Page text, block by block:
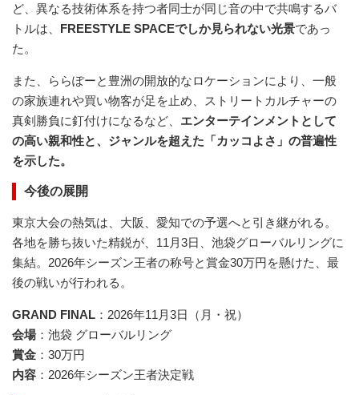
ど、異なる技術体系を持つ者同士が同じ音の中で共鳴するバ
トルは、 FREESTYLE SPACEでしか見られない光景であっ
た。
また、ららぽーと豊洲の開放的なロケーションにより、一般
の家族連れや買い物客が足を止め、ストリートカルチャーの
真剣勝負に釘付けになるなど、 エンターテインメントとして
の高い親和性と、ジャンルを超えた「カッコよさ」の普遍性
を示した。
今後の展開
東京大会の熱気は、大阪、愛知での予選へと引き継がれる。
各地を勝ち抜いた精鋭が、11月3日、池袋グローバルリングに
集結。2026年シーズン王者の称号と賞金30万円を懸けた、最
後の戦いが行われる。
GRAND FINAL ：2026年11月3日（月・祝）
会場：池袋 グローバルリング
賞金 ：30万円
内容 ：2026年シーズン王者決定戦